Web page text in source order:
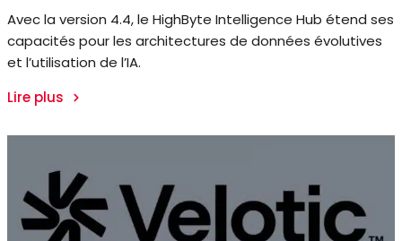
Avec la version 4.4, le HighByte Intelligence Hub étend ses
capacités pour les architectures de données évolutives
et l’utilisation de l’IA.
Lire plus